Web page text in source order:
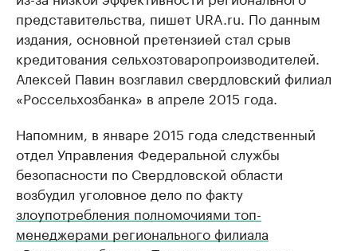
представительства, пишет URA.ru. По данным
издания, основной претензией стал срыв
кредитования сельхозтоваропроизводителей.
Алексей Павин возглавил свердловский филиал
«Россельхозбанка» в апреле 2015 года.
Напомним, в январе 2015 года следственный
отдел Управления Федеральной службы
безопасности по Свердловской области
возбудил уголовное дело по факту
злоупотребления полномочиями топ-
менеджерами регионального филиала